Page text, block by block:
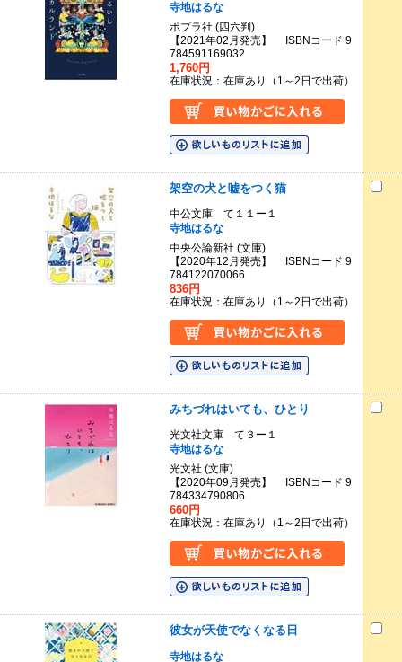
寺地はるな
ポプラ社 (四六判)
【2021年02月発売】 ISBNコード 9
784591169032
1,760円
在庫状況：在庫あり（1～2日で出荷）
架空の犬と嘘をつく猫
中公文庫 て１１ー１
寺地はるな
中央公論新社 (文庫)
【2020年12月発売】 ISBNコード 9
784122070066
836円
在庫状況：在庫あり（1～2日で出荷）
みちづれはいても、ひとり
光文社文庫 て３ー１
寺地はるな
光文社 (文庫)
【2020年09月発売】 ISBNコード 9
784334790806
660円
在庫状況：在庫あり（1～2日で出荷）
彼女が天使でなくなる日
寺地はるな